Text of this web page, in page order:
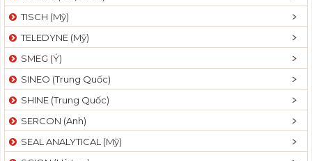
t
n
TISCH (Mỹ)
TELEDYNE (Mỹ)
SMEG (Ý)
SINEO (Trung Quốc)
SHINE (Trung Quốc)
SERCON (Anh)
SEAL ANALYTICAL (Mỹ)